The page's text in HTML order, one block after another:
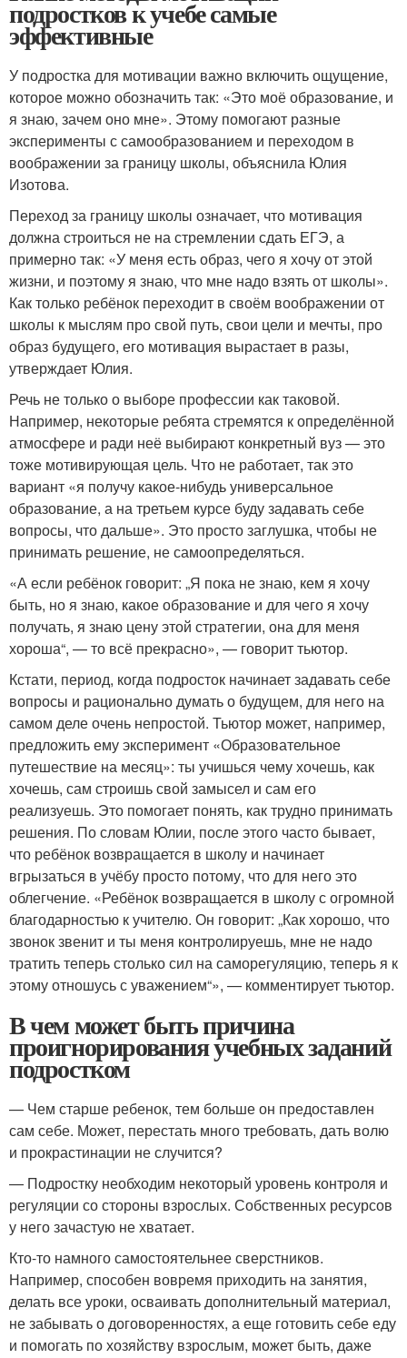
подростков к учебе самые
эффективные
У подростка для мотивации важно включить ощущение,
которое можно обозначить так: «Это моё образование, и
я знаю, зачем оно мне». Этому помогают разные
эксперименты с самообразованием и переходом в
воображении за границу школы, объяснила Юлия
Изотова.
Переход за границу школы означает, что мотивация
должна строиться не на стремлении сдать ЕГЭ, а
примерно так: «У меня есть образ, чего я хочу от этой
жизни, и поэтому я знаю, что мне надо взять от школы».
Как только ребёнок переходит в своём воображении от
школы к мыслям про свой путь, свои цели и мечты, про
образ будущего, его мотивация вырастает в разы,
утверждает Юлия.
Речь не только о выборе профессии как таковой.
Например, некоторые ребята стремятся к определённой
атмосфере и ради неё выбирают конкретный вуз — это
тоже мотивирующая цель. Что не работает, так это
вариант «я получу какое-нибудь универсальное
образование, а на третьем курсе буду задавать себе
вопросы, что дальше». Это просто заглушка, чтобы не
принимать решение, не самоопределяться.
«А если ребёнок говорит: „Я пока не знаю, кем я хочу
быть, но я знаю, какое образование и для чего я хочу
получать, я знаю цену этой стратегии, она для меня
хороша“, — то всё прекрасно», — говорит тьютор.
Кстати, период, когда подросток начинает задавать себе
вопросы и рационально думать о будущем, для него на
самом деле очень непростой. Тьютор может, например,
предложить ему эксперимент «Образовательное
путешествие на месяц»: ты учишься чему хочешь, как
хочешь, сам строишь свой замысел и сам его
реализуешь. Это помогает понять, как трудно принимать
решения. По словам Юлии, после этого часто бывает,
что ребёнок возвращается в школу и начинает
вгрызаться в учёбу просто потому, что для него это
облегчение. «Ребёнок возвращается в школу с огромной
благодарностью к учителю. Он говорит: „Как хорошо, что
звонок звенит и ты меня контролируешь, мне не надо
тратить теперь столько сил на саморегуляцию, теперь я к
этому отношусь с уважением“», — комментирует тьютор.
В чем может быть причина
проигнорирования учебных заданий
подростком
— Чем старше ребенок, тем больше он предоставлен
сам себе. Может, перестать много требовать, дать волю
и прокрастинации не случится?
— Подростку необходим некоторый уровень контроля и
регуляции со стороны взрослых. Собственных ресурсов
у него зачастую не хватает.
Кто-то намного самостоятельнее сверстников.
Например, способен вовремя приходить на занятия,
делать все уроки, осваивать дополнительный материал,
не забывать о договоренностях, а еще готовить себе еду
и помогать по хозяйству взрослым, может быть, даже